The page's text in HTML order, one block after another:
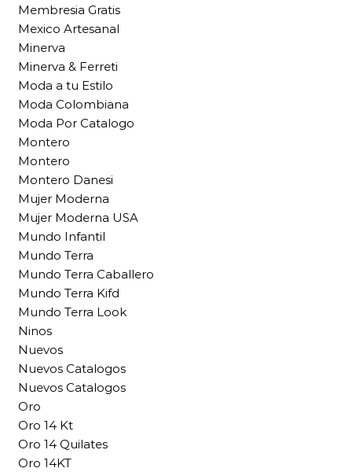
Membresia Gratis
Mexico Artesanal
Minerva
Minerva & Ferreti
Moda a tu Estilo
Moda Colombiana
Moda Por Catalogo
Montero
Montero
Montero Danesi
Mujer Moderna
Mujer Moderna USA
Mundo Infantil
Mundo Terra
Mundo Terra Caballero
Mundo Terra Kifd
Mundo Terra Look
Ninos
Nuevos
Nuevos Catalogos
Nuevos Catalogos
Oro
Oro 14 Kt
Oro 14 Quilates
Oro 14KT